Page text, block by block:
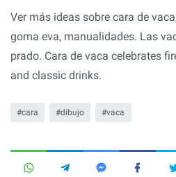
Ver más ideas sobre cara de
goma eva, manualidades. Las
prado. Cara de vaca celebrates
and classic drinks.
cara dibujo vaca